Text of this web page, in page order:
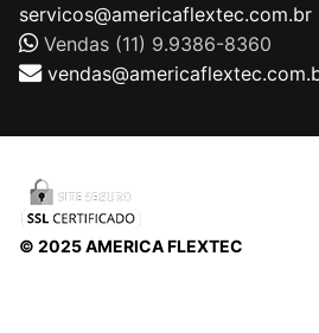
servicos@americaflextec.com.br
Vendas (11) 9.9386-8360
© 2025 AMERICA FLEXTEC